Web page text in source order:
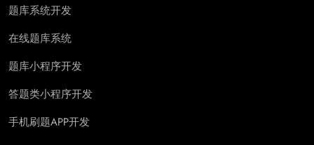
题库系统开发
在线题库系统
题库小程序开发
答题类小程序开发
手机刷题APP开发